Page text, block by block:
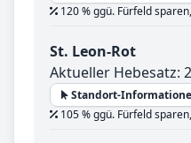
120 % ggü. Fürfeld sparen,
St. Leon-Rot
Aktueller Hebesatz:
Standort-
105 % ggü. Fürfeld sparen,